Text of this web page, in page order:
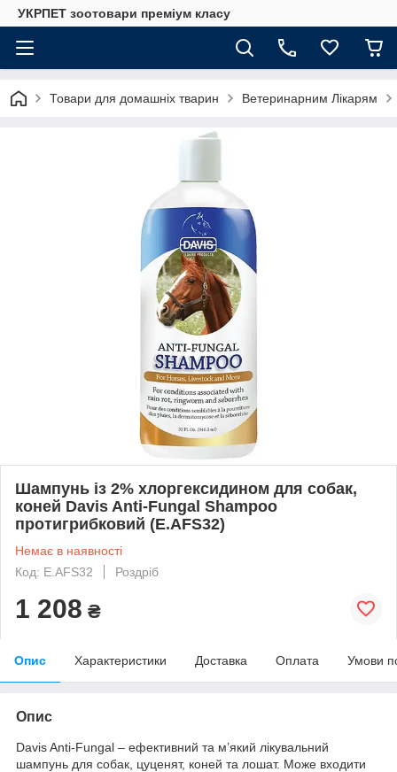
УКРПЕТ зоотовари преміум класу
Товари для домашніх тварин Ветеринарним Лікарям
Шампунь із 2% хлоргексидином для собак,
коней Davis Anti-Fungal Shampoo
протигрибковий (E.AFS32)
Немає в наявності
Код: E.AFS32
Роздріб
1 208 ₴
Опис Характеристики Доставка Оплата Умови
Опис
Davis Anti-Fungal – ефективний та м’який лікувальний
шампунь для собак, цуценят, коней та лошат. Може входити